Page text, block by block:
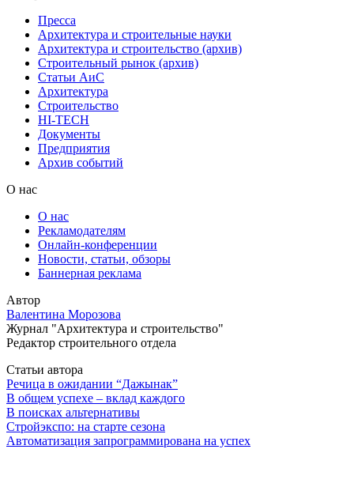
Пресса
Архитектура и строительные науки
Архитектура и строительство (архив)
Строительный рынок (архив)
Статьи АиС
Архитектура
Строительство
HI-TECH
Документы
Предприятия
Архив событий
О нас
О нас
Рекламодателям
Онлайн-конференции
Новости, статьи, обзоры
Баннерная реклама
Автор
Валентина Морозова
Журнал "Архитектура и строительство"
Редактор строительного отдела
Статьи автора
Речица в ожидании “Дажынак”
В общем успехе – вклад каждого
В поисках альтернативы
Стройэкспо: на старте сезона
Автоматизация запрограммирована на успех